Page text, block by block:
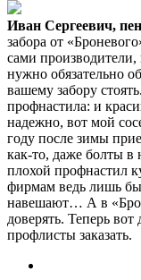
Иван Сергеевич,
забора от
сами производители,
нужно обязательно
вашему забору
профнастила: и
надежно, вот мой
году после зимы
как-то, даже болты в
плохой профнастил
фирмам ведь лишь
навешают… А в
доверять. Теперь
профлисты заказать.